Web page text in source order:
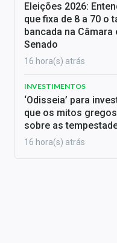
Eleições 2026:
que fixa de 8 a 70 o
bancada na
Senado
16 hora(s) atrás
INVESTIMENTOS
‘Odisseia’ para
que os mitos
sobre as
16 hora(s) atrás